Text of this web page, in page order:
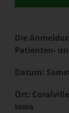
Die
Patienten-
Datum:
Ort:
Iowa